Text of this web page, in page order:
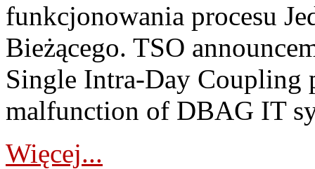
funkcjonowania procesu
Bieżącego. TSO
Single Intra-Day Coupling
malfunction of DBAG IT
Więcej...